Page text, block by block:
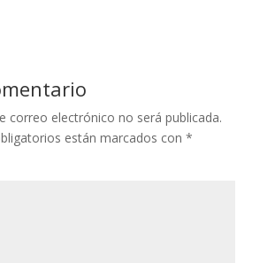
correo electrónico no será publicada.
están marcados con *